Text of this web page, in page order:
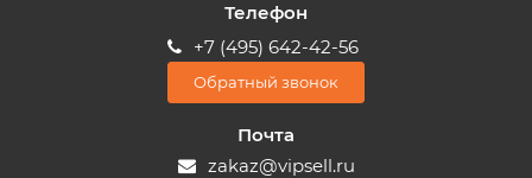
Телефон
+7 (495) 642-42-56
Обратный звонок
Почта
zakaz@vipsell.ru